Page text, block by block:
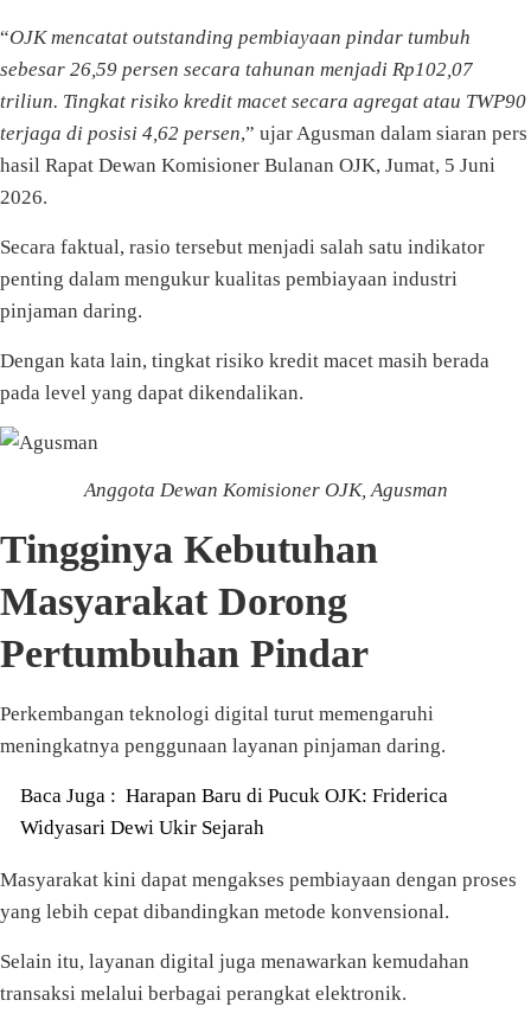
“OJK mencatat outstanding pembiayaan pindar tumbuh
sebesar 26,59 persen secara tahunan menjadi Rp102,07
triliun. Tingkat risiko kredit macet secara agregat atau TWP90
terjaga di posisi 4,62 persen,” ujar Agusman dalam siaran pers
hasil Rapat Dewan Komisioner Bulanan OJK, Jumat, 5 Juni
2026.
Secara faktual, rasio tersebut menjadi salah satu indikator
penting dalam mengukur kualitas pembiayaan industri
pinjaman daring.
Dengan kata lain, tingkat risiko kredit macet masih berada
pada level yang dapat dikendalikan.
Anggota Dewan Komisioner OJK, Agusman
Tingginya Kebutuhan
Masyarakat Dorong
Pertumbuhan Pindar
Perkembangan teknologi digital turut memengaruhi
meningkatnya penggunaan layanan pinjaman daring.
Baca Juga : Harapan Baru di Pucuk OJK: Friderica
Widyasari Dewi Ukir Sejarah
Masyarakat kini dapat mengakses pembiayaan dengan proses
yang lebih cepat dibandingkan metode konvensional.
Selain itu, layanan digital juga menawarkan kemudahan
transaksi melalui berbagai perangkat elektronik.